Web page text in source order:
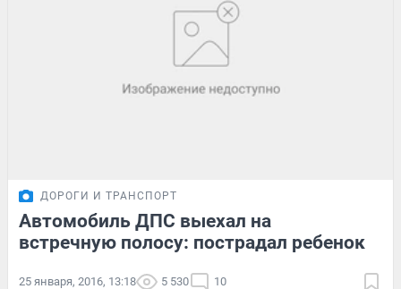
ДОРОГИ И ТРАНСПОРТ
Автомобиль ДПС выехал на
встречную полосу: пострадал ребенок
25 января, 2016, 13:18 5 530 10